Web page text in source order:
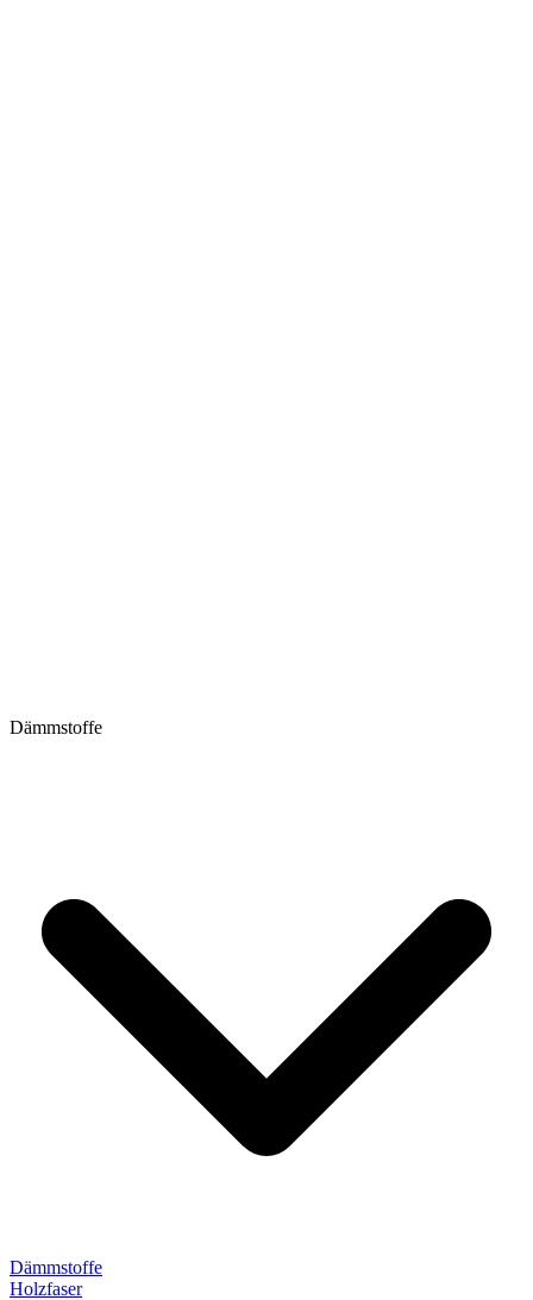
Dämmstoffe
Dämmstoffe
Holzfaser